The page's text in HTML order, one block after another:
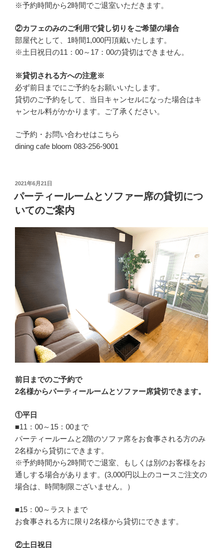
※予約時間から2時間でご退室いただきます。
②カフェのみのご利用で貸し切りをご希望の場合
部屋代として、1時間1,000円頂戴いたします。
※土日祝日の11：00～17：00の貸切はできません。
※貸切される方への注意※
必ず前日までにご予約をお願いいたします。
貸切のご予約をして、当日キャンセルになった場合はキ
ャンセル料がかかります。ご了承ください。
ご予約・お問い合わせはこちら
dining cafe bloom 083-256-9001
投
日:
2021年6月21日
パーティールームとソファー席の貸切につ
いてのご案内
前日までのご予約で
2名様からパーティールームとソファー席貸切できます。
①平日
■11：00～15：00まで
パーティールームと2階のソファ席をお食事される方のみ
2名様から貸切にできます。
※予約時間から2時間でご退室、もしくは別のお客様をお
通しする場合があります。(3,000円以上のコースご注文の
場合は、時間制限ございません。）
■15：00～ラストまで
お食事される方に限り2名様から貸切にできます。
②土日祝日